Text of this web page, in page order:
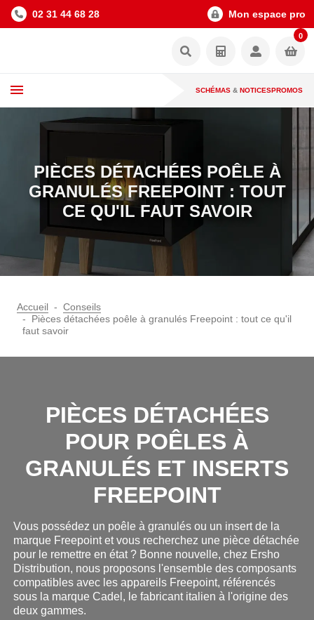
02 31 44 68 28 Mon espace pro
0
SCHÉMAS & NOTICESPROMOS
PIÈCES DÉTACHÉES POÊLE À
GRANULÉS FREEPOINT : TOUT
CE QU'IL FAUT SAVOIR
Accueil
Conseils
Pièces détachées poêle à granulés Freepoint : tout ce qu'il
faut savoir
PIÈCES DÉTACHÉES
POUR POÊLES À
GRANULÉS ET INSERTS
FREEPOINT
Vous possédez un poêle à granulés ou un insert de la
marque Freepoint et vous recherchez une pièce détachée
pour le remettre en état ? Bonne nouvelle, chez Ersho
Distribution, nous proposons l'ensemble des composants
compatibles avec les appareils Freepoint, référencés
sous la marque Cadel, le fabricant italien à l'origine des
deux gammes.